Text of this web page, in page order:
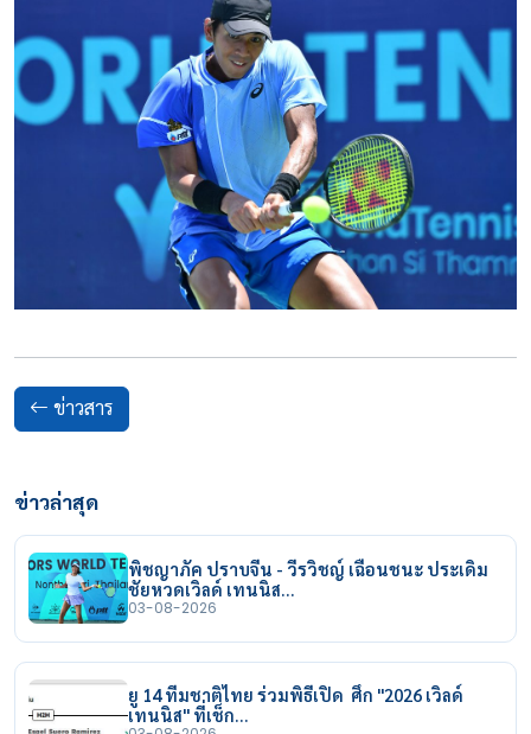
ข่าวสาร
ข่าวล่าสุด
พิชญาภัค ปราบจีน - วีรวิชญ์ เฉือนชนะ ประเดิม
ชัยหวดเวิลด์ เทนนิส…
03-08-2026
ยู 14 ทีมชาติไทย ร่วมพิธีเปิด ศึก "2026 เวิลด์
เทนนิส" ที่เช็ก…